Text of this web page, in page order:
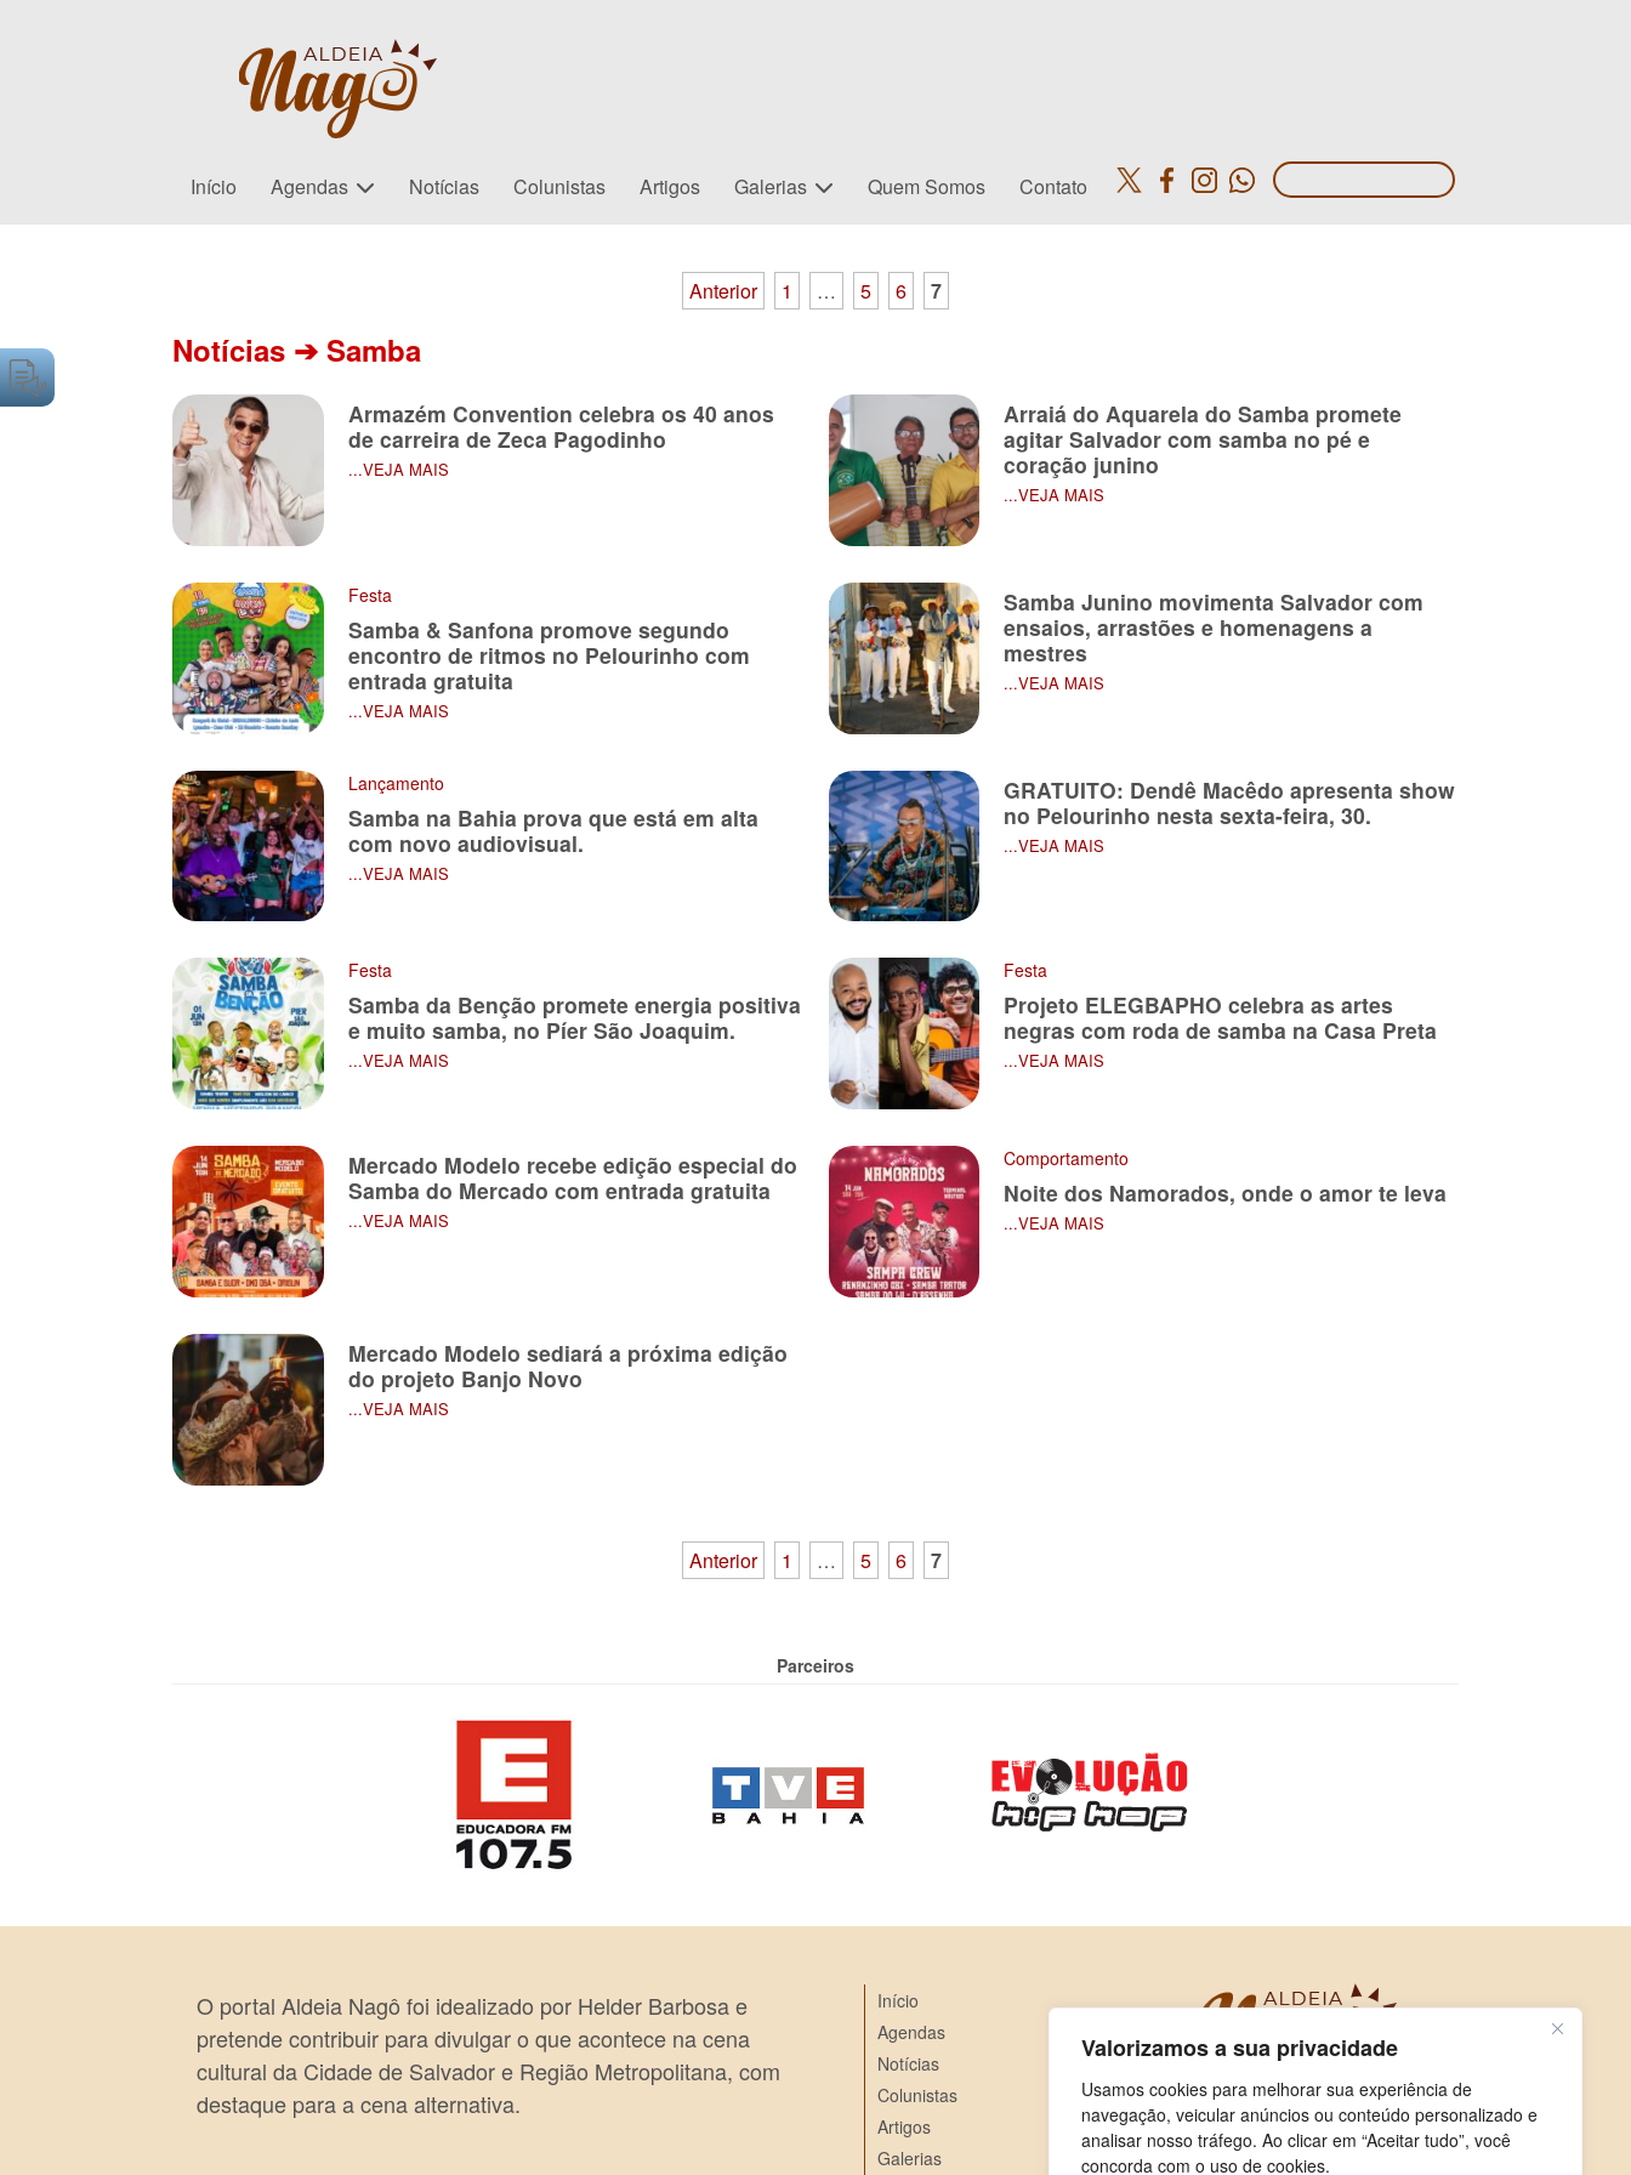
Valorizamos a sua privacidade
Usamos cookies para melhorar sua experiência de
navegação, veicular anúncios ou conteúdo personalizado e
analisar nosso tráfego. Ao clicar em “Aceitar tudo”, você
concorda com o uso de cookies.
Início Agendas Notícias Colunistas Artigos Galerias Quem Somos Contato
de
Anterior 1 … 5 6 7
Notícias ➔ Samba
Armazém Convention celebra os 40 anos
de carreira de Zeca Pagodinho
...VEJA MAIS
Arraiá do Aquarela do Samba promete
agitar Salvador com samba no pé e
coração junino
...VEJA MAIS
Festa
Samba & Sanfona promove segundo
encontro de ritmos no Pelourinho com
entrada gratuita
...VEJA MAIS
Samba Junino movimenta Salvador com
ensaios, arrastões e homenagens a
mestres
...VEJA MAIS
Lançamento
Samba na Bahia prova que está em alta
com novo audiovisual.
...VEJA MAIS
GRATUITO: Dendê Macêdo apresenta show
no Pelourinho nesta sexta-feira, 30.
...VEJA MAIS
Festa
Samba da Benção promete energia positiva
e muito samba, no Píer São Joaquim.
...VEJA MAIS
Festa
Projeto ELEGBAPHO celebra as artes
negras com roda de samba na Casa Preta
...VEJA MAIS
Mercado Modelo recebe edição especial do
Samba do Mercado com entrada gratuita
...VEJA MAIS
Comportamento
Noite dos Namorados, onde o amor te leva
...VEJA MAIS
Mercado Modelo sediará a próxima edição
do projeto Banjo Novo
...VEJA MAIS
Anterior 1 … 5 6 7
Parceiros
O portal Aldeia Nagô foi idealizado por Helder Barbosa e
pretende contribuir para divulgar o que acontece na cena
cultural da Cidade de Salvador e Região Metropolitana, com
destaque para a cena alternativa.
Início
Agendas
Notícias
Colunistas
Artigos
Galerias